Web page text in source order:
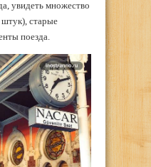
увидеть множество
старые
поезда.